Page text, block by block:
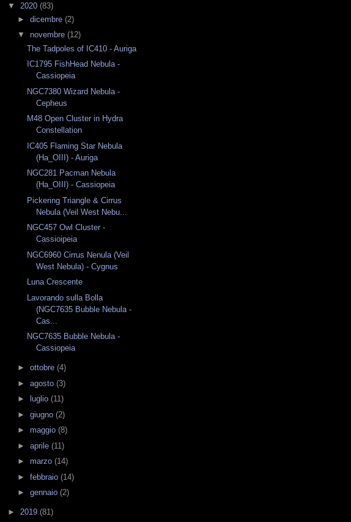
▼ 2020 (83)
► dicembre (2)
▼ novembre (12)
The Tadpoles of IC410 - Auriga
IC1795 FishHead Nebula -
Cassiopeia
NGC7380 Wizard Nebula -
Cepheus
M48 Open Cluster in Hydra
Constellation
IC405 Flaming Star Nebula
(Ha_OIII) - Auriga
NGC281 Pacman Nebula
(Ha_OIII) - Cassiopeia
Pickering Triangle & Cirrus
Nebula (Veil West Nebu...
NGC457 Owl Cluster -
Cassioipeia
NGC6960 Cirrus Nenula (Veil
West Nebula) - Cygnus
Luna Crescente
Lavorando sulla Bolla
(NGC7635 Bubble Nebula -
Cas...
NGC7635 Bubble Nebula -
Cassiopeia
► ottobre (4)
► agosto (3)
►
luglio (11)
► giugno (2)
► maggio (8)
► aprile (11)
► marzo (14)
► febbraio (14)
► gennaio (2)
► 2019 (81)